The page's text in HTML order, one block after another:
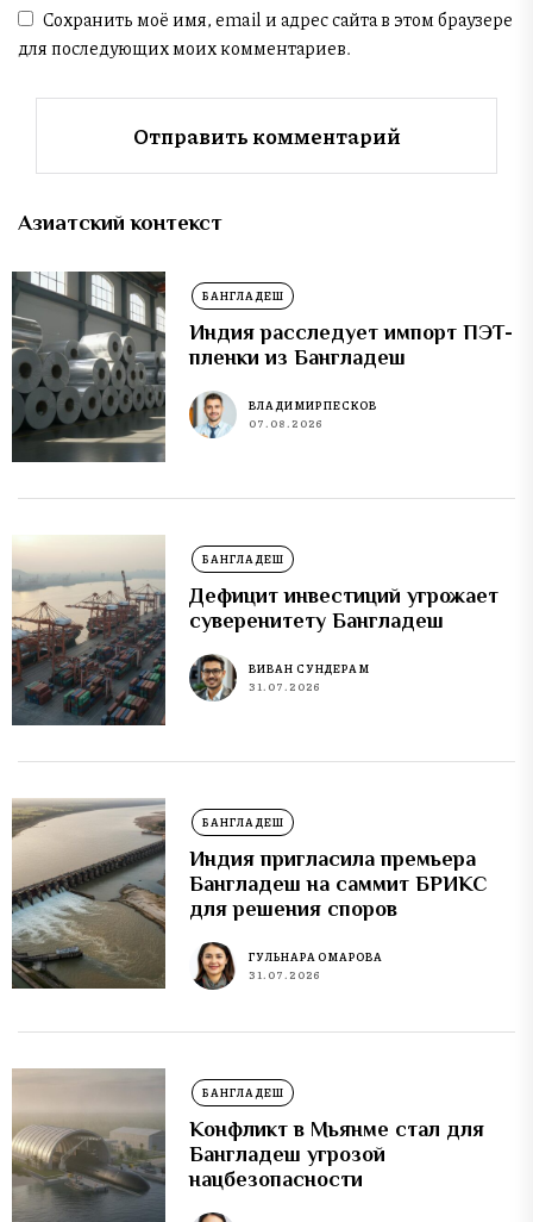
Сохранить моё имя, email и адрес сайта в этом браузере
для последующих моих комментариев.
Азиатский контекст
БАНГЛАДЕШ
Индия расследует импорт ПЭТ-
пленки из Бангладеш
ВЛАДИМИР ПЕСКОВ
07.08.2026
БАНГЛАДЕШ
Дефицит инвестиций угрожает
суверенитету Бангладеш
ВИВАН СУНДЕРАМ
31.07.2026
БАНГЛАДЕШ
Индия пригласила премьера
Бангладеш на саммит БРИКС
для решения споров
ГУЛЬНАРА ОМАРОВА
31.07.2026
БАНГЛАДЕШ
Конфликт в Мьянме стал для
Бангладеш угрозой
нацбезопасности